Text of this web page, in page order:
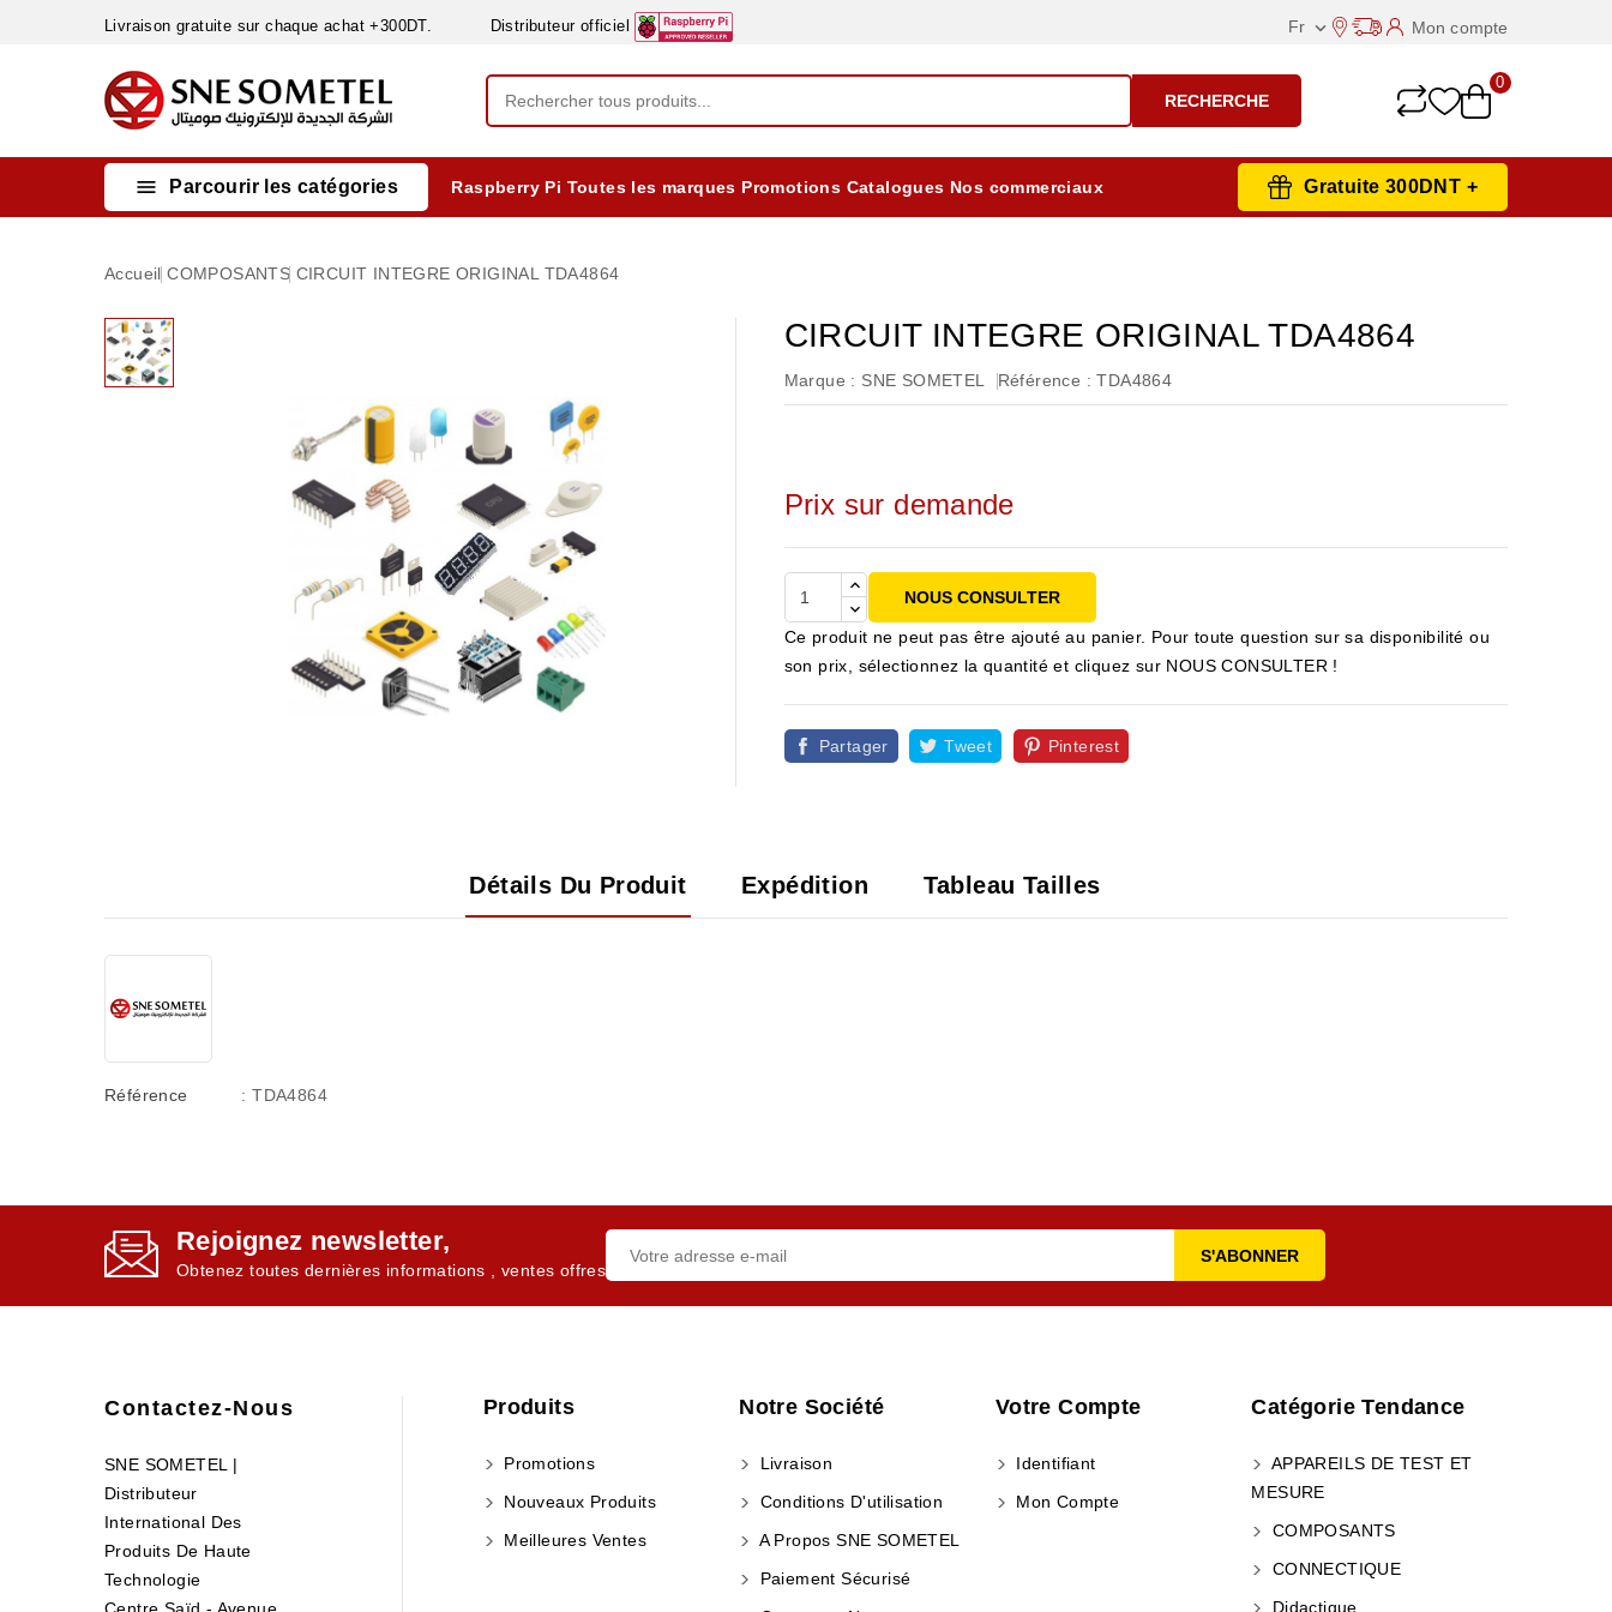
Livraison gratuite sur chaque achat +300DT. Distributeur officiel Fr  Mon compte
RECHERCHE
0
 Parcourir les catégories Raspberry Pi Toutes les marques Promotions Catalogues Nos commerciaux Gratuite 300DNT +
Accueil COMPOSANTS CIRCUIT INTEGRE ORIGINAL TDA4864
CIRCUIT INTEGRE ORIGINAL TDA4864
Marque : SNE SOMETEL Référence : TDA4864
Prix sur demande
NOUS CONSULTER
Ce produit ne peut pas être ajouté au panier. Pour toute question sur sa disponibilité ou
son prix, sélectionnez la quantité et cliquez sur NOUS CONSULTER !
Partager Tweet Pinterest
Détails Du Produit Expédition Tableau Tailles
Référence : TDA4864
Rejoignez newsletter,
Obtenez toutes dernières informations , ventes offres
Contactez-Nous
SNE SOMETEL |
Distributeur
International Des
Produits De Haute
Technologie
Produits
Promotions
Nouveaux Produits
Meilleures Ventes
Notre Société
Livraison
Conditions D'utilisation
A Propos SNE SOMETEL
Paiement Sécurisé
Votre Compte
Identifiant
Mon Compte
Catégorie Tendance
APPAREILS DE TEST ET
MESURE
COMPOSANTS
CONNECTIQUE
Didactique